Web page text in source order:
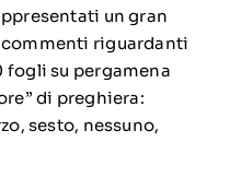
un gran
riguardanti
fogli su pergamena
di preghiera:
sesto, nessuno,